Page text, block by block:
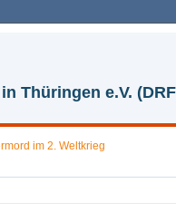
Thüringen e.V.
im 2. Weltkrieg